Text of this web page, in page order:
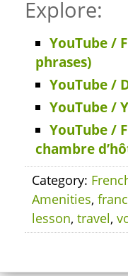
Explore:
YouTube /
phrases)
YouTube /
YouTube /
YouTube /
chambre
Category:
Amenities,
lesson, travel,